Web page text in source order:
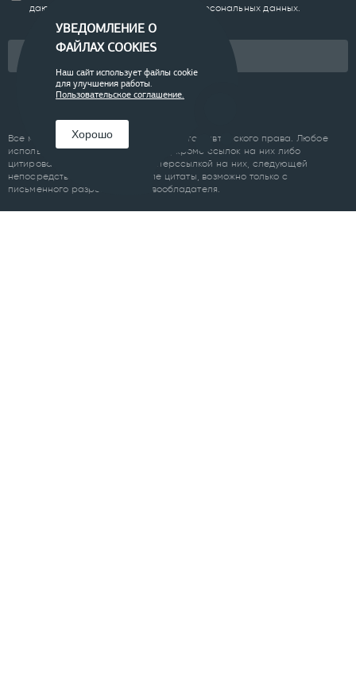
даю согласие на обработку моих персональных данных.
Подписаться
Все материалы сайта являются объектом авторского права. Любое
использование материалов сайта, кроме ссылок на них либо
цитирование с обязательной гиперссылкой на них, следующей
непосредственно до либо после цитаты, возможно только с
письменного разрешения правообладателя.
УВЕДОМЛЕНИЕ О
ФАЙЛАХ COOKIES
Наш сайт использует файлы cookie
для улучшения работы.
Пользовательское соглашение.
Хорошо